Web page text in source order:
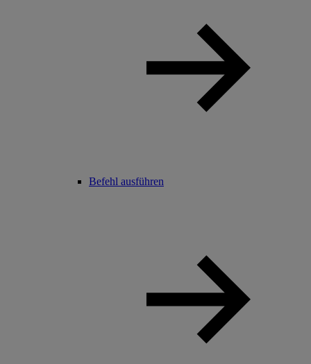
Befehl ausführen